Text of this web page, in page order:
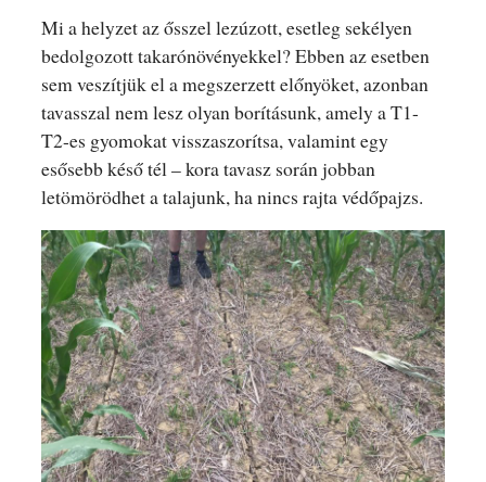
Mi a helyzet az ősszel lezúzott, esetleg sekélyen
bedolgozott takarónövényekkel? Ebben az esetben
sem veszítjük el a megszerzett előnyöket, azonban
tavasszal nem lesz olyan borításunk, amely a T1-
T2-es gyomokat visszaszorítsa, valamint egy
esősebb késő tél – kora tavasz során jobban
letömörödhet a talajunk, ha nincs rajta védőpajzs.